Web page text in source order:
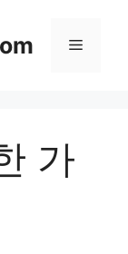
메
가